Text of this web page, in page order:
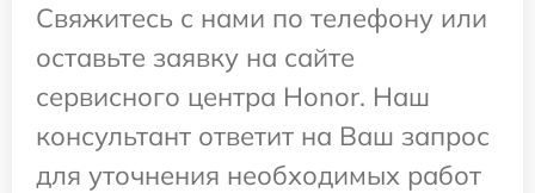
Свяжитесь с нами по телефону или
оставьте заявку на сайте
сервисного центра Honor. Наш
консультант ответит на Ваш запрос
для уточнения необходимых работ